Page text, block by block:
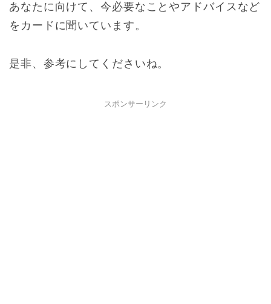
あなたに向けて、今必要なことやアドバイスなど
をカードに聞いています。
是非、参考にしてくださいね。
スポンサーリンク